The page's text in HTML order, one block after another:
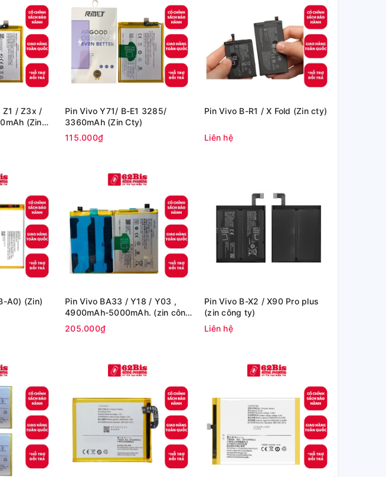
Z1 / Z3x /
(Zin
Pin Vivo Y71/ B-E1 3285/
3360mAh (Zin Cty)
115.000₫
Pin Vivo B-R1 / X Fold (Zin cty)
Liên hệ
A0) (Zin)
Pin Vivo BA33 / Y18 / Y03 ,
4900mAh-5000mAh. (zin công
ty)
205.000₫
Pin Vivo B-X2 / X90 Pro plus
(zin công ty)
Liên hệ